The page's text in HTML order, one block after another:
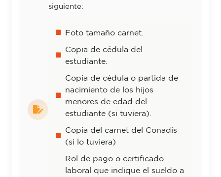
siguiente:
Foto tamaño carnet.
Copia de cédula del
estudiante.
Copia de cédula o partida de
nacimiento de los hijos
menores de edad del
estudiante (si tuviera).
Copia del carnet del Conadis
(si lo tuviera)
Rol de pago o certificado
laboral que indique el sueldo a